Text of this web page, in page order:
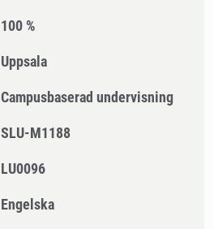
100 %
Uppsala
Campusbaserad undervisning
SLU-M1188
LU0096
Engelska